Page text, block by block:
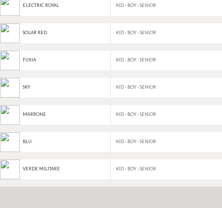
ELECTRIC ROYAL KID - BOY - SENIOR
SOLAR RED KID - BOY - SENIOR
FUXIA KID - BOY - SENIOR
SKY KID - BOY - SENIOR
MARRONE KID - BOY - SENIOR
BLU KID - BOY - SENIOR
VERDE MILITARE KID - BOY - SENIOR